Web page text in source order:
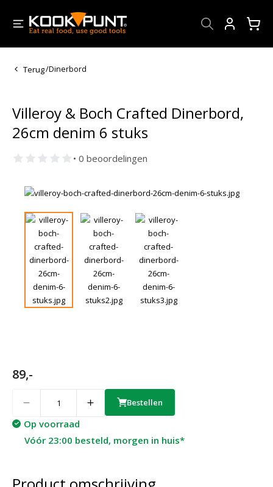
Terug/Dinerbord
Villeroy & Boch Crafted Dinerbord,
26cm denim 6 stuks
• 0 beoordelingen
89,-
Bestellen
Op voorraad
Vóór 23:00 besteld, morgen in huis*